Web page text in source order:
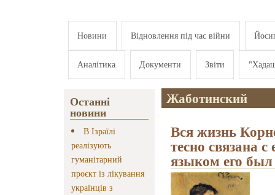
Новини Відновлення під час війни
Аналітика Документи Звіти
Останні
новини
В Ізраїлі
реалізують
гуманітарний
проєкт із лікування
українців з
Жаботинский
Вся жизнь
тесно связана
языком его